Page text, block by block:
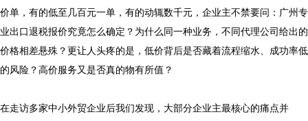
价单，有的低至几百元一单，有的动辄数千元，企业主不禁要问：广州专
业出口退税报价究竟怎么确定？为什么同一种业务，不同代理公司给出的
价格相差悬殊？更让人头疼的是，低价背后是否藏着流程缩水、成功率低
的风险？高价服务又是否真的物有所值？
在走访多家中小外贸企业后我们发现，大部分企业主最核心的痛点并